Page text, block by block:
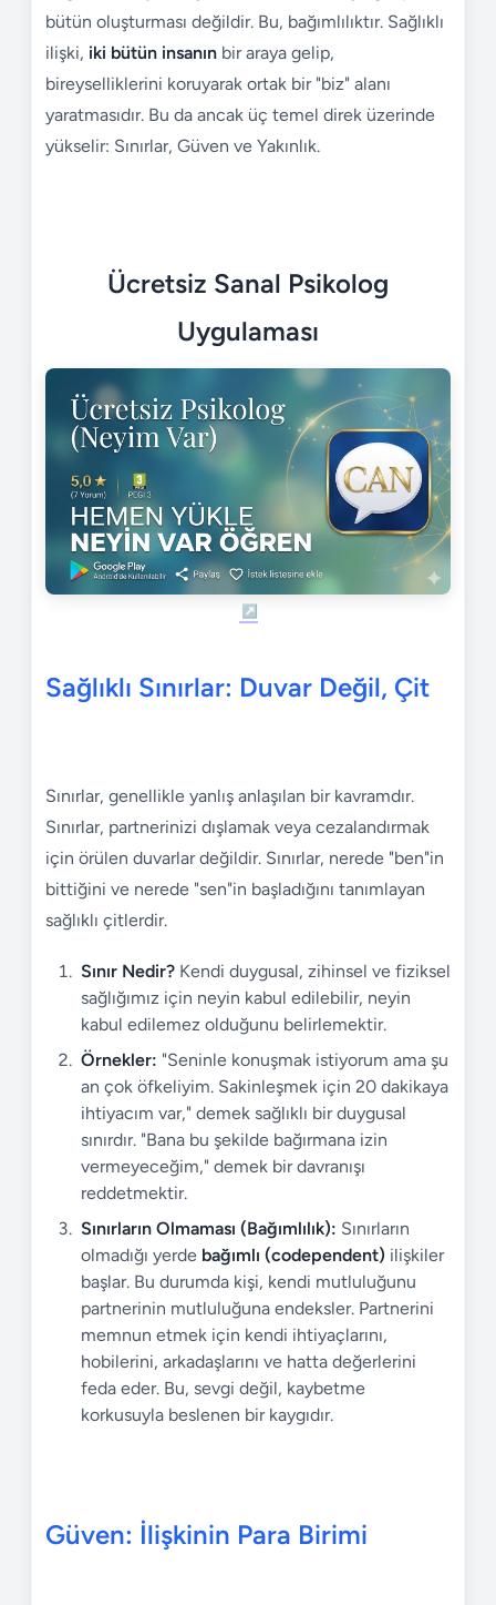
bütün oluşturması değildir. Bu, bağımlılıktır. Sağlıklı
ilişki, iki bütün insanın bir araya gelip,
bireyselliklerini koruyarak ortak bir "biz" alanı
yaratmasıdır. Bu da ancak üç temel direk üzerinde
yükselir: Sınırlar, Güven ve Yakınlık.
Ücretsiz Sanal Psikolog
Uygulaması
Sağlıklı Sınırlar: Duvar Değil, Çit
Sınırlar, genellikle yanlış anlaşılan bir kavramdır.
Sınırlar, partnerinizi dışlamak veya cezalandırmak
için örülen duvarlar değildir. Sınırlar, nerede "ben"in
bittiğini ve nerede "sen"in başladığını tanımlayan
sağlıklı çitlerdir.
Sınır Nedir? Kendi duygusal, zihinsel ve fiziksel
sağlığımız için neyin kabul edilebilir, neyin
kabul edilemez olduğunu belirlemektir.
Örnekler: "Seninle konuşmak istiyorum ama şu
an çok öfkeliyim. Sakinleşmek için 20 dakikaya
ihtiyacım var," demek sağlıklı bir duygusal
sınırdır. "Bana bu şekilde bağırmana izin
vermeyeceğim," demek bir davranışı
reddetmektir.
Sınırların Olmaması (Bağımlılık): Sınırların
olmadığı yerde bağımlı (codependent) ilişkiler
başlar. Bu durumda kişi, kendi mutluluğunu
partnerinin mutluluğuna endeksler. Partnerini
memnun etmek için kendi ihtiyaçlarını,
hobilerini, arkadaşlarını ve hatta değerlerini
feda eder. Bu, sevgi değil, kaybetme
korkusuyla beslenen bir kaygıdır.
Güven: İlişkinin Para Birimi